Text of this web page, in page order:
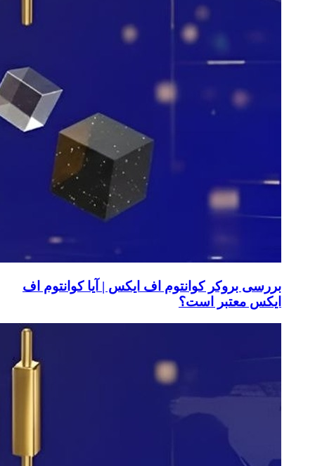
بررسی بروکر کوانتوم اف ایکس | آیا کوانتوم اف
ایکس معتبر است؟